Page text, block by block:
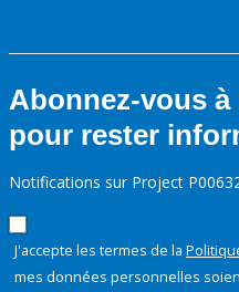
Abonnez-vous
pour rester
Notifications sur Project
J'accepte les termes de la
mes données personnelles